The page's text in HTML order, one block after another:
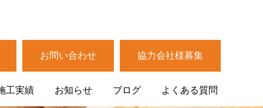
お問い合わせ 協力会社様募集
工実績 お知らせ ブログ よくある質問